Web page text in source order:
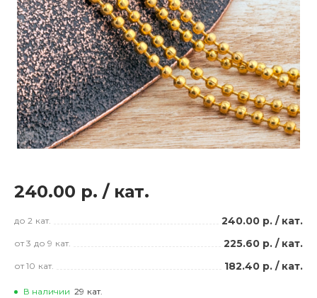
240.00 р. / кат.
до 2 кат. 240.00 р. / кат.
от 3 до 9 кат. 225.60 р. / кат.
от 10 кат. 182.40 р. / кат.
В наличии 29 кат.